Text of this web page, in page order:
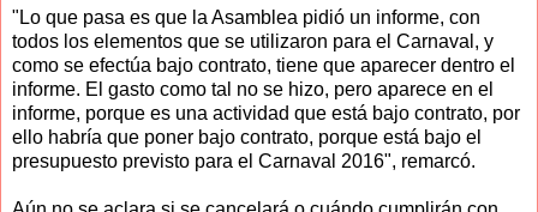
"Lo que pasa es que la Asamblea pidió un informe, con
todos los elementos que se utilizaron para el Carnaval, y
como se efectúa bajo contrato, tiene que aparecer dentro el
informe. El gasto como tal no se hizo, pero aparece en el
informe, porque es una actividad que está bajo contrato, por
ello habría que poner bajo contrato, porque está bajo el
presupuesto previsto para el Carnaval 2016", remarcó.